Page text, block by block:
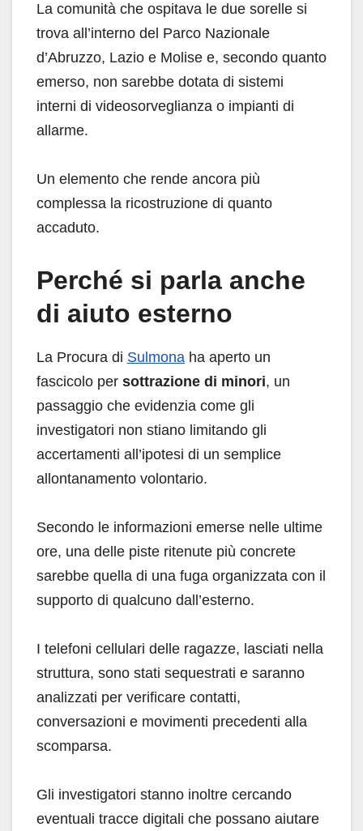
La comunità che ospitava le due sorelle si
trova all’interno del Parco Nazionale
d’Abruzzo, Lazio e Molise e, secondo quanto
emerso, non sarebbe dotata di sistemi
interni di videosorveglianza o impianti di
allarme.
Un elemento che rende ancora più
complessa la ricostruzione di quanto
accaduto.
Perché si parla anche
di aiuto esterno
La Procura di Sulmona ha aperto un
fascicolo per sottrazione di minori, un
passaggio che evidenzia come gli
investigatori non stiano limitando gli
accertamenti all’ipotesi di un semplice
allontanamento volontario.
Secondo le informazioni emerse nelle ultime
ore, una delle piste ritenute più concrete
sarebbe quella di una fuga organizzata con il
supporto di qualcuno dall’esterno.
I telefoni cellulari delle ragazze, lasciati nella
struttura, sono stati sequestrati e saranno
analizzati per verificare contatti,
conversazioni e movimenti precedenti alla
scomparsa.
Gli investigatori stanno inoltre cercando
eventuali tracce digitali che possano aiutare